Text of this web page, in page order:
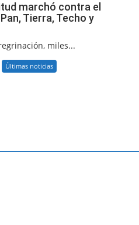
marchó contra el
Tierra, Techo y
miles...
Últimas noticias